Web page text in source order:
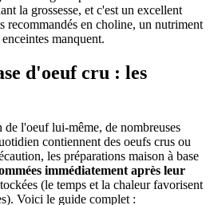
la grossesse, et c'est un excellent
recommandés en choline, un nutriment
manquent.
d'oeuf cru : les
l'oeuf lui-même, de nombreuses
contiennent des oeufs crus ou
les préparations maison à base
immédiatement après leur
(le temps et la chaleur favorisent
Voici le guide complet :